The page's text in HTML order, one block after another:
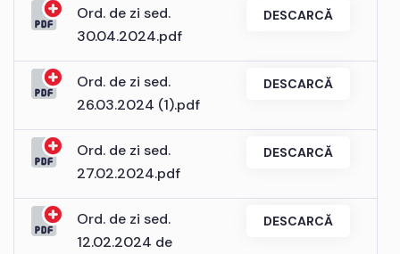
Ord. de zi sed.
30.04.2024.pdf
DESCARCĂ
Ord. de zi sed.
26.03.2024 (1).pdf
DESCARCĂ
Ord. de zi sed.
27.02.2024.pdf
DESCARCĂ
Ord. de zi sed.
12.02.2024 de
DESCARCĂ